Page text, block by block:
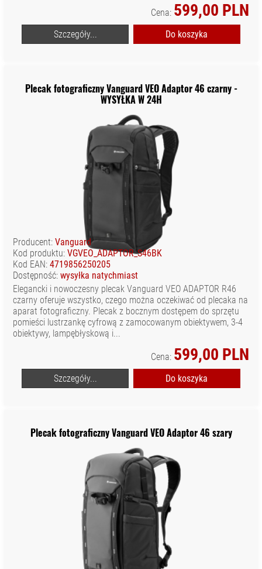
Cena: 599,00 PLN
Szczegóły... Do koszyka
Plecak fotograficzny Vanguard VEO Adaptor 46 czarny -
WYSYŁKA W 24H
Producent: Vanguard
Kod produktu: VGVEO_ADAPTOR_S46BK
Kod EAN: 4719856250205
Dostępność: wysyłka natychmiast
Elegancki i nowoczesny plecak Vanguard VEO ADAPTOR R46
czarny oferuje wszystko, czego można oczekiwać od plecaka na
aparat fotograficzny. Plecak z bocznym dostępem do sprzętu
pomieści lustrzankę cyfrową z zamocowanym obiektywem, 3-4
obiektywy, lampębłyskową i...
Cena: 599,00 PLN
Szczegóły... Do koszyka
Plecak fotograficzny Vanguard VEO Adaptor 46 szary